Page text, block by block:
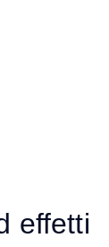
effetti